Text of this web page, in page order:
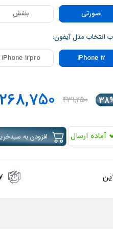
صورتی
بنفش
انتخاب مدل آیفون:
iPhone 12
iPhone 12pro
431,250
268,750
آماده ارسال افزودن به سبدخرید
۷ روز